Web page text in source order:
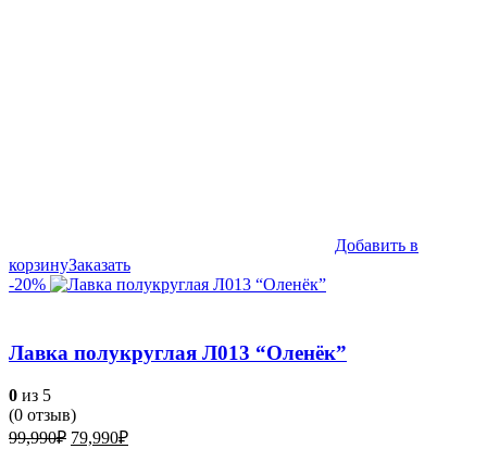
Добавить в
корзинуЗаказать
-20%
Лавка полукруглая Л013 “Оленёк”
0 из 5
(0 отзыв)
99,990₽ Первоначальная
79,990₽Текущая